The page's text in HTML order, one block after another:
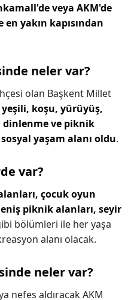
veya AKM'de
yakın kapısından
neler var?
olan Başkent Millet
koşu, yürüyüş,
ve piknik
yaşam alanı oldu.
var?
çocuk oyun
piknik alanları, seyir
bölümleri ile her yaşa
alanı olacak.
neler var?
nefes aldıracak AKM